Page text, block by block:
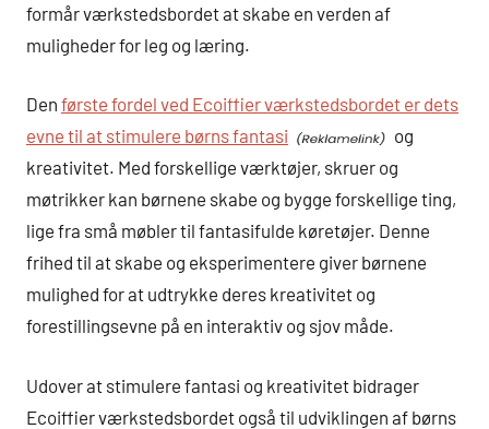
formår værkstedsbordet at skabe en verden af
muligheder for leg og læring.
Den første fordel ved Ecoiffier værkstedsbordet er dets
evne til at stimulere børns fantasi
og
kreativitet. Med forskellige værktøjer, skruer og
møtrikker kan børnene skabe og bygge forskellige ting,
lige fra små møbler til fantasifulde køretøjer. Denne
frihed til at skabe og eksperimentere giver børnene
mulighed for at udtrykke deres kreativitet og
forestillingsevne på en interaktiv og sjov måde.
Udover at stimulere fantasi og kreativitet bidrager
Ecoiffier værkstedsbordet også til udviklingen af børns